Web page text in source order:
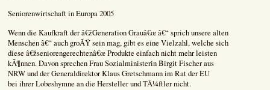
Seniorenwirtschaft in Europa 2005
Wenn die Kaufkraft der â€žGeneration Grauâ€œ â€“ sprich unsere alten
Menschen â€“ auch groÃŸ sein mag, gibt es eine Vielzahl, welche sich
diese â€žseniorengerechtenâ€œ Produkte einfach nicht mehr leisten
kÃ¶nnen. Davon sprechen Frau Sozialministerin Birgit Fischer aus
NRW und der Generaldirektor Klaus Gretschmann im Rat der EU
bei ihrer Lobeshymne an die Hersteller und TÃ¼ftler nicht.